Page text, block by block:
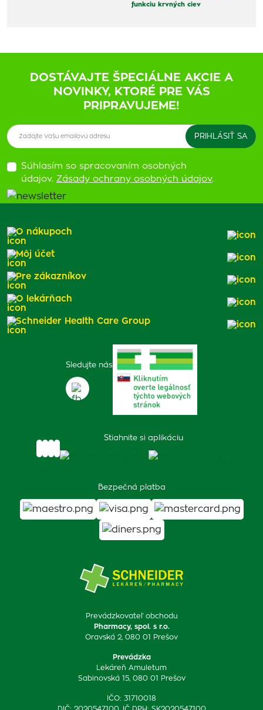
funkciu krvných ciev
DOSTÁVAJTE ŠPECIÁLNE AKCIE A
NOVINKY, KTORÉ PRE VÁS
PRIPRAVUJEME!
Súhlasím so spracovaním osobných
údajov. Zásady ochrany osobných údajov.
Prevádzkovateľ obchodu
Pharmacy, spol. s r.o.
Oravská 2, 080 01 Prešov
Prevádzka
Lekáreň Amuletum
Sabinovská 15, 080 01 Prešov
IČO: 31710018
Sledujte nás
Stiahnite si aplikáciu
Bezpečná platba
O nákupoch
Môj účet
Pre zákazníkov
O lekárňach
Schneider Health Care Group